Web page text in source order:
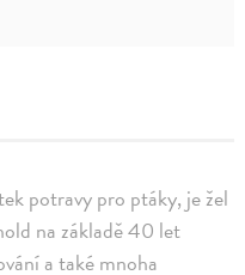
potravy pro ptáky, je žel
na základě 40 let
a také mnoha